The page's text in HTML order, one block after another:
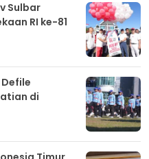
Sulbar
RI ke-81
di